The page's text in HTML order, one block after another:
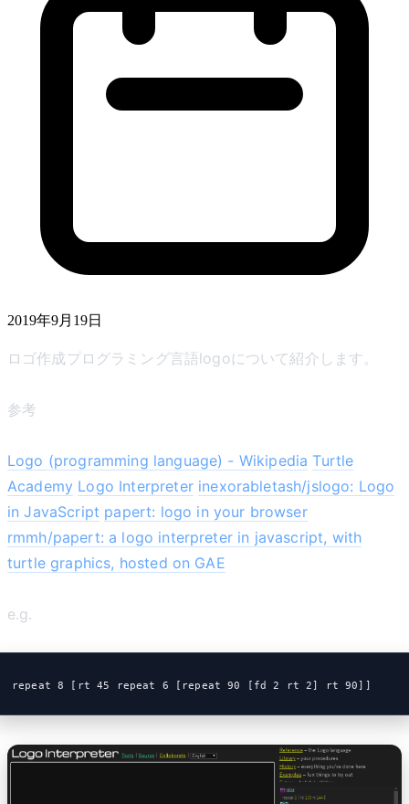
2019年9月19日
ロゴ作成プログラミング言語logoについて紹介します。
参考
Logo (programming language) - Wikipedia Turtle
Academy Logo Interpreter inexorabletash/jslogo: Logo
in JavaScript papert: logo in your browser
rmmh/papert: a logo interpreter in javascript, with
turtle graphics, hosted on GAE
e.g.
repeat 8 [rt 45 repeat 6 [repeat 90 [fd 2 rt 2] rt 90]]